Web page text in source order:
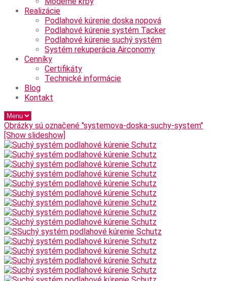
Realizácie
Podlahové kúrenie doska nopová
Podlahové kúrenie systém Tacker
Podlahové kúrenie suchý systém
Systém rekuperácia Airconomy
Cenníky
Certifikáty
Technické informácie
Blog
Kontakt
Obrázky sú označené "systemova-doska-suchy-system"
[Show slideshow]